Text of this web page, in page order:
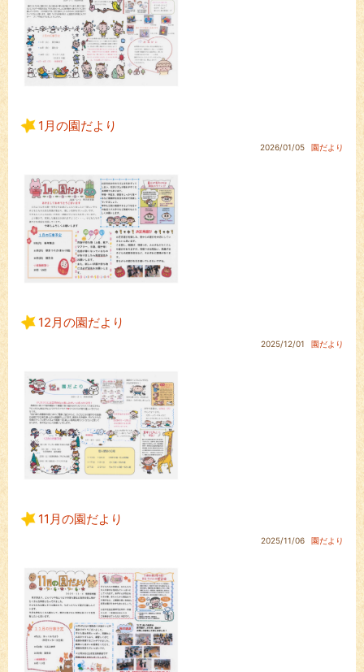
1月の園だより
2026/01/05 園だより
12月の園だより
2025/12/01 園だより
11月の園だより
2025/11/06 園だより